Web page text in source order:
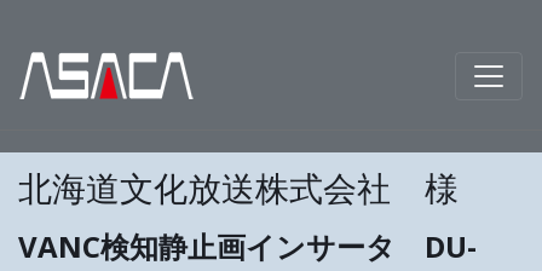
北海道文化放送株式会社 様
VANC検知静止画インサータ DU-